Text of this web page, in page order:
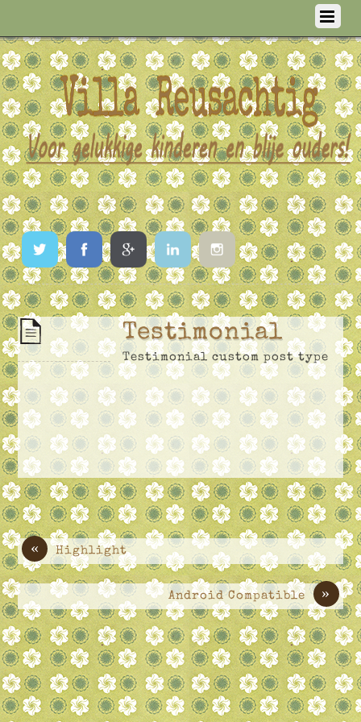
TwitterFacebookGoogleLinkedInInstagram
Testimonial
Testimonial custom post type
« Highlight
»
Android Compatible